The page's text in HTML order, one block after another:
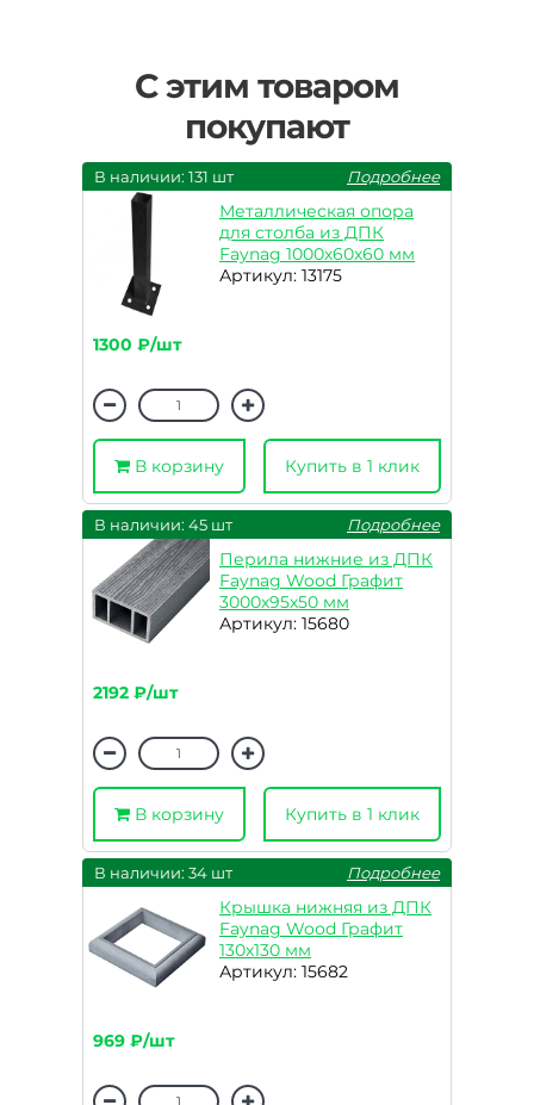
С этим товаром
покупают
В наличии: 131 шт Подробнее
Металлическая опора
для столба из ДПК
Faynag 1000х60х60 мм
Артикул: 13175
1300 ₽/шт
В корзину Купить в 1 клик
В наличии: 45 шт Подробнее
Перила нижние из ДПК
Faynag Wood Графит
3000х95х50 мм
Артикул: 15680
2192 ₽/шт
В корзину Купить в 1 клик
В наличии: 34 шт Подробнее
Крышка нижняя из ДПК
Faynag Wood Графит
130х130 мм
Артикул: 15682
969 ₽/шт